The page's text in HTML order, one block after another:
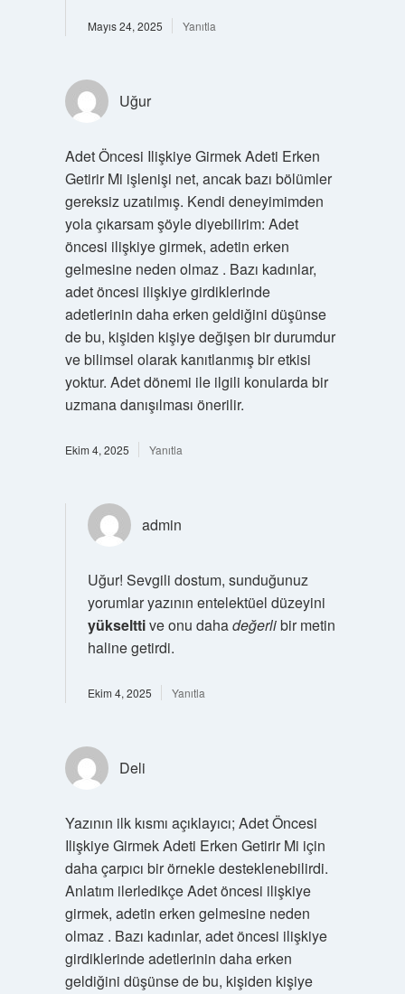
Mayıs 24, 2025 Yanıtla
Uğur
Adet Öncesi Ilişkiye Girmek Adeti Erken
Getirir Mi işlenişi net, ancak bazı bölümler
gereksiz uzatılmış. Kendi deneyimimden
yola çıkarsam şöyle diyebilirim: Adet
öncesi ilişkiye girmek, adetin erken
gelmesine neden olmaz . Bazı kadınlar,
adet öncesi ilişkiye girdiklerinde
adetlerinin daha erken geldiğini düşünse
de bu, kişiden kişiye değişen bir durumdur
ve bilimsel olarak kanıtlanmış bir etkisi
yoktur. Adet dönemi ile ilgili konularda bir
uzmana danışılması önerilir.
Ekim 4, 2025 Yanıtla
admin
Uğur! Sevgili dostum, sunduğunuz
yorumlar yazının entelektüel düzeyini
yükselttive onu dahadeğerlibir metin
haline getirdi.
Ekim 4, 2025 Yanıtla
Deli
Yazının ilk kısmı açıklayıcı; Adet Öncesi
Ilişkiye Girmek Adeti Erken Getirir Mi için
daha çarpıcı bir örnekle desteklenebilirdi.
Anlatım ilerledikçe Adet öncesi ilişkiye
girmek, adetin erken gelmesine neden
olmaz . Bazı kadınlar, adet öncesi ilişkiye
girdiklerinde adetlerinin daha erken
geldiğini düşünse de bu, kişiden kişiye